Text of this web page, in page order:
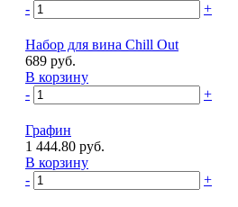
-
+
Набор для вина Chill Out
689 руб.
В корзину
-
+
Графин
1 444.80 руб.
В корзину
-
+